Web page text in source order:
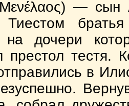
— сын
Тиестом
дочери
престол тестя.
в